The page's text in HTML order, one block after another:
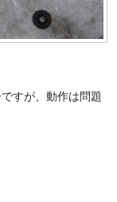
すが、動作は問題